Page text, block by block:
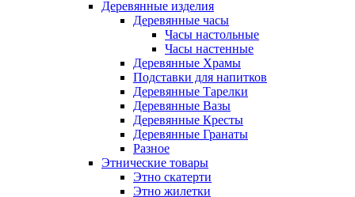
Деревянные изделия
Деревянные часы
Часы настольные
Часы настенные
Деревянные Храмы
Подставки для напитков
Деревянные Тарелки
Деревянные Вазы
Деревянные Кресты
Деревянные Гранаты
Разное
Этнические товары
Этно скатерти
Этно жилетки